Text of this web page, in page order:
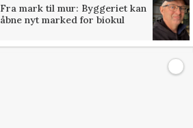
Fra mark til mur: Byggeriet kan
åbne nyt marked for biokul